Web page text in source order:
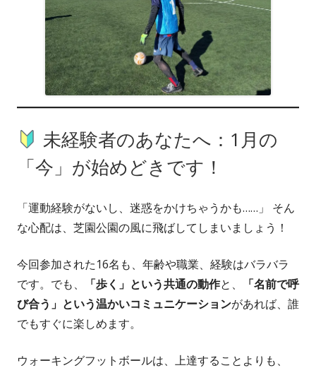
未経験者のあなたへ：1月の
「今」が始めどきです！
「運動経験がないし、迷惑をかけちゃうかも……」 そん
な心配は、芝園公園の風に飛ばしてしまいましょう！
今回参加された16名も、年齢や職業、経験はバラバラ
です。でも、
「歩く」という共通の動作と、
「名前で呼
び合う」という温かいコミュニケーションがあれば、誰
でもすぐに楽しめます。
ウォーキングフットボールは、上達することよりも、